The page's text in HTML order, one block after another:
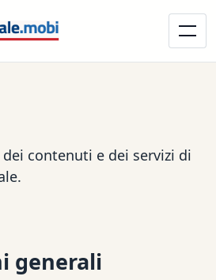
contenuti e dei servizi di
generali